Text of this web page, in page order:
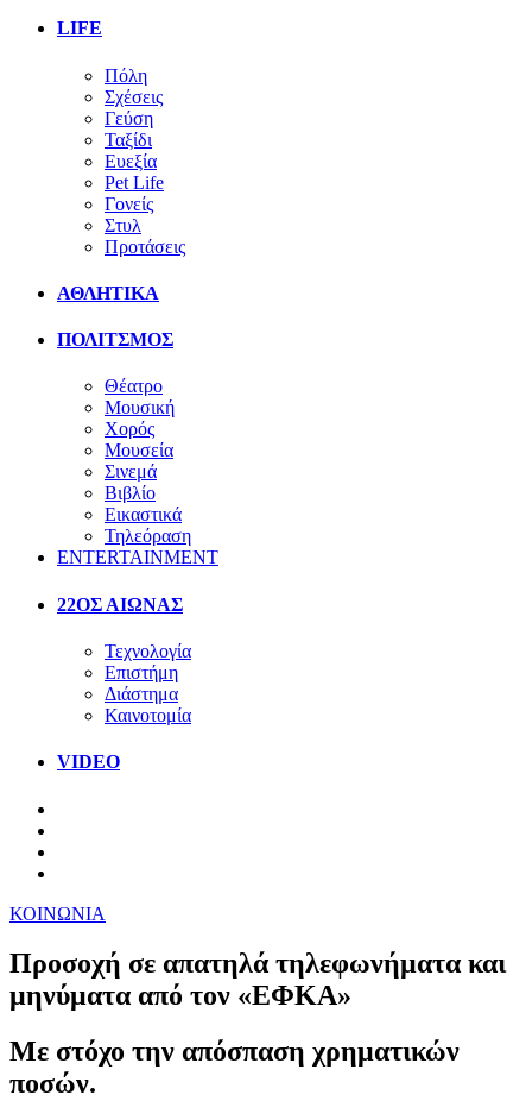
LIFE
Πόλη
Σχέσεις
Γεύση
Ταξίδι
Ευεξία
Pet Life
Γονείς
Στυλ
Προτάσεις
ΑΘΛΗΤΙΚΑ
ΠΟΛΙΤΣΜΟΣ
Θέατρο
Μουσική
Χορός
Μουσεία
Σινεμά
Βιβλίο
Εικαστικά
Τηλεόραση
ENTERTAINMENT
22ΟΣ ΑΙΩΝΑΣ
Τεχνολογία
Επιστήμη
Διάστημα
Καινοτομία
VIDEO
ΚΟΙΝΩΝΙΑ
Προσοχή σε απατηλά τηλεφωνήματα και
μηνύματα από τον «ΕΦΚΑ»
Με στόχο την απόσπαση χρηματικών
ποσών.